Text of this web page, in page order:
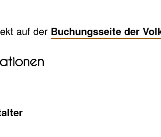
auf der Buchungsseite der